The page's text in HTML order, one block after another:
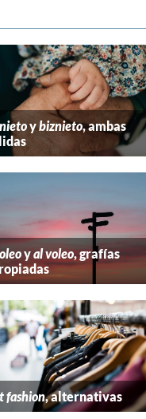
ybiznieto, ambas
yal voleo, grafías
fashion, alternativas